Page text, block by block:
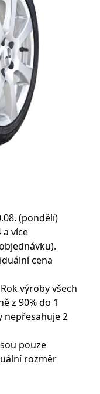
(pondělí)
a více
cena
výroby všech
z 90% do 1
nepřesahuje 2
pouze
rozměr